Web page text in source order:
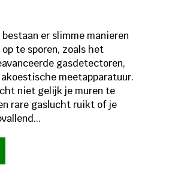
er slimme manieren
te sporen, zoals het
gasdetectoren,
meetapparatuur.
niet gelijk je muren te
rare gaslucht ruikt of je